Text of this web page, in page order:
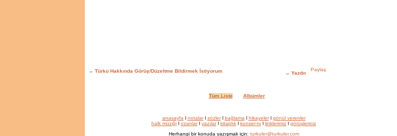
→ Türkü Hakkında Görüş/Düzeltme Bildirmek İstiyorum → Yazdır
Tüm Liste Albümler
anasayfa l notalarl sözlerl bağlama l hikayelerl gönül verenler
halk müziği l ozanlarl yazılarl kitaplık l konser-tv l linklerimiz l görüşleriniz
Herhangi bir konuda yazışmak için: turkuler@turkuler.com